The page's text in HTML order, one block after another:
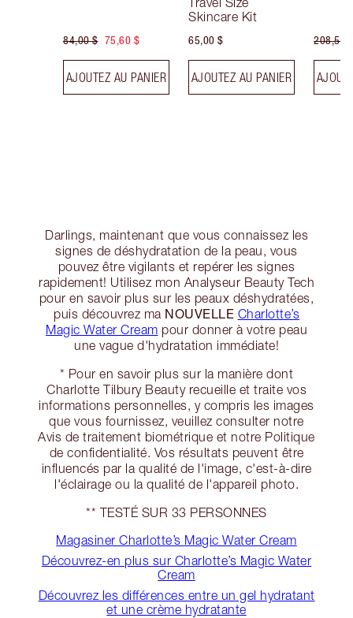
84,00 $ 75,60 $
AJOUTEZ AU PANIER
Skincare Kit
65,00 $
AJOUTEZ AU PANIER
208,50
Darlings, maintenant que vous connaissez les
signes de déshydratation de la peau, vous
pouvez être vigilants et repérer les signes
rapidement! Utilisez mon Analyseur Beauty Tech
pour en savoir plus sur les peaux déshydratées,
puis découvrez ma NOUVELLE Charlotte’s
Magic Water Cream pour donner à votre peau
une vague d'hydratation immédiate!
* Pour en savoir plus sur la manière dont
Charlotte Tilbury Beauty recueille et traite vos
informations personnelles, y compris les images
que vous fournissez, veuillez consulter notre
Avis de traitement biométrique et notre Politique
de confidentialité. Vos résultats peuvent être
influencés par la qualité de l'image, c'est-à-dire
l'éclairage ou la qualité de l'appareil photo.
** TESTÉ SUR 33 PERSONNES
Magasiner Charlotte’s Magic Water Cream
Découvrez-en plus sur Charlotte’s Magic Water
Cream
Découvrez les différences entre un gel hydratant
et une crème hydratante